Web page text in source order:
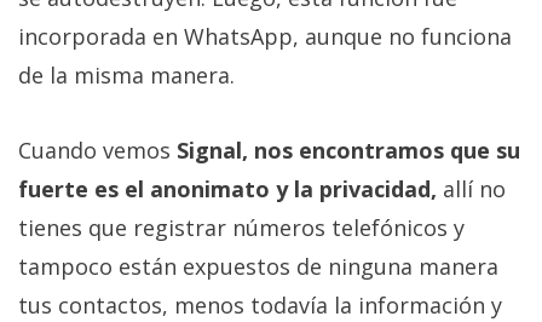
incorporada en WhatsApp, aunque no funciona
de la misma manera.
Cuando vemos Signal, nos encontramos que su
fuerte es el anonimato y la privacidad, allí no
tienes que registrar números telefónicos y
tampoco están expuestos de ninguna manera
tus contactos, menos todavía la información y